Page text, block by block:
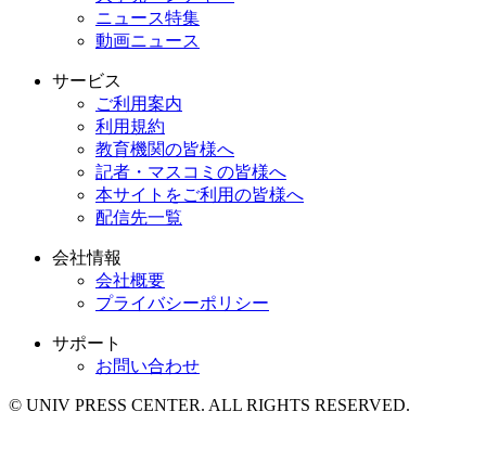
ニュース特集
動画ニュース
サービス
ご利用案内
利用規約
教育機関の皆様へ
記者・マスコミの皆様へ
本サイトをご利用の皆様へ
配信先一覧
会社情報
会社概要
プライバシーポリシー
サポート
お問い合わせ
© UNIV PRESS CENTER. ALL RIGHTS RESERVED.